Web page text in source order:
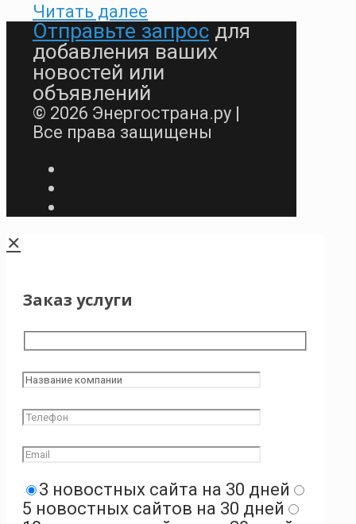
Читать далее
Отправьте запрос для
добавления ваших
новостей или
объявлений
© 2026 Энергострана.ру |
Все права защищены
✕
Заказ услуги
3 новостных сайта на 30 дней
5 новостных сайтов на 30 дней